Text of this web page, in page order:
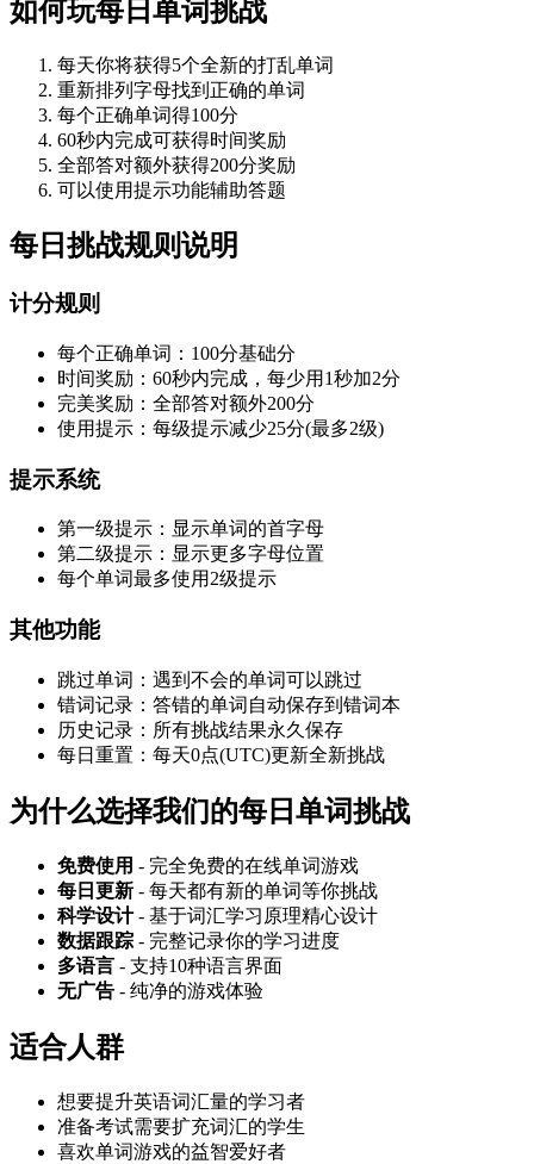
如何玩每日单词挑战
每天你将获得5个全新的打乱单词
重新排列字母找到正确的单词
每个正确单词得100分
60秒内完成可获得时间奖励
全部答对额外获得200分奖励
可以使用提示功能辅助答题
每日挑战规则说明
计分规则
每个正确单词：100分基础分
时间奖励：60秒内完成，每少用1秒加2分
完美奖励：全部答对额外200分
使用提示：每级提示减少25分(最多2级)
提示系统
第一级提示：显示单词的首字母
第二级提示：显示更多字母位置
每个单词最多使用2级提示
其他功能
跳过单词：遇到不会的单词可以跳过
错词记录：答错的单词自动保存到错词本
历史记录：所有挑战结果永久保存
每日重置：每天0点(UTC)更新全新挑战
为什么选择我们的每日单词挑战
免费使用 - 完全免费的在线单词游戏
每日更新 - 每天都有新的单词等你挑战
科学设计- 基于词汇学习原理精心设计
数据跟踪 - 完整记录你的学习进度
多语言 - 支持10种语言界面
无广告 - 纯净的游戏体验
适合人群
想要提升英语词汇量的学习者
准备考试需要扩充词汇的学生
喜欢单词游戏的益智爱好者